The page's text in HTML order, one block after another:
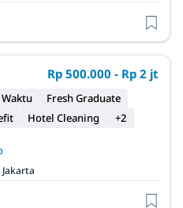
Rp 500.000 - Rp 2 jt
Fresh Graduate
Hotel Cleaning +2